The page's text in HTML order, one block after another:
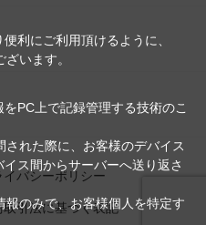
イバシーポリシー
取引法に基づく表記
利にご利用頂けるように、
います。
PC上で記録管理する技術のこ
れた際に、お客様のデバイス
ス間からサーバーへ送り返さ
のみで、お客様個人を特定す